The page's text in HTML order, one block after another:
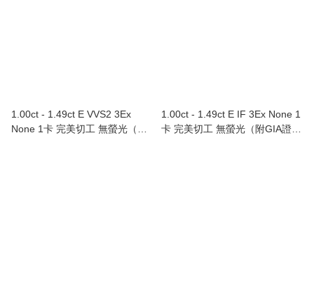
1.00ct - 1.49ct E VVS2 3Ex
None 1卡 完美切工 無螢光（附
1.00ct - 1.49ct E IF 3Ex None 1
卡 完美切工 無螢光（附GIA證